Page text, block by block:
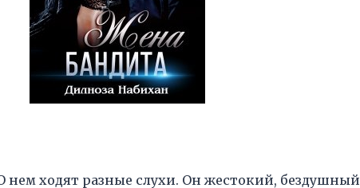
нем ходят разные слухи. Он жестокий, бездушный